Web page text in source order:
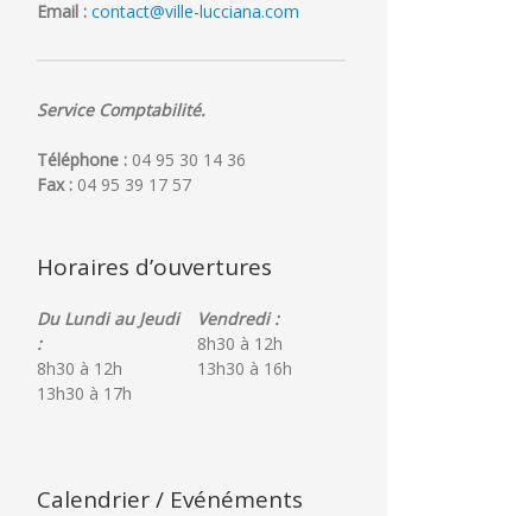
Cérémonie
Email : contact@ville-lucciana.com
Service Comptabilité.
Téléphone : 04 95 30 14 36
Fax : 04 95 39 17 57
Horaires d’ouvertures
Du Lundi au Jeudi
:
8h30 à 12h
13h30 à 17h
Vendredi :
8h30 à 12h
13h30 à 16h
Calendrier / Evénéments